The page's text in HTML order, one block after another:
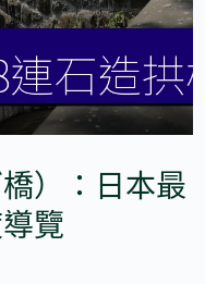
）：日本最
覽